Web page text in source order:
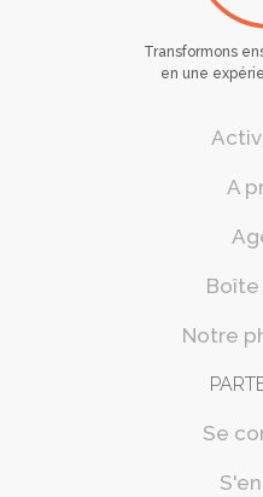
Transformons
en une
A
Notre
Se